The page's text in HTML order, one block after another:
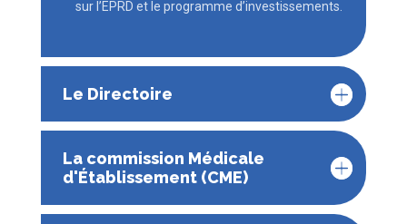
sur l’EPRD et le programme d’investissements.
Le Directoire
La commission Médicale
d'Établissement (CME)